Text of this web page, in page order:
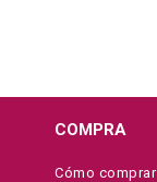
COMPRA
Cómo